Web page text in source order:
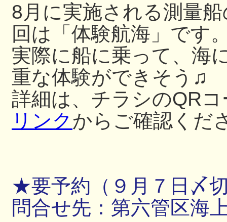
8月に実施される測量
回は「体験航海」です
実際に船に乗って、海
重な体験ができそう♫
詳細は、チラシのQR
リンクからご確認くだ
★要予約（９月７日〆
問合せ先：第六管区海